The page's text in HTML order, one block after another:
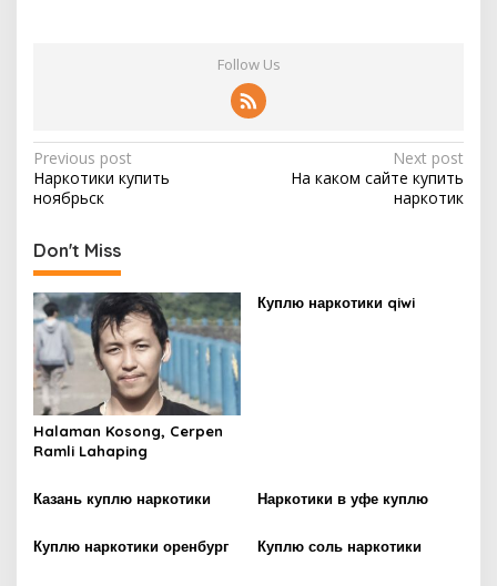
Follow Us
P
o
t
n
a
v
i
g
a
i
o
n
Previous post
Наркотики купить
ноябрьск
Next post
На каком сайте купить
наркотик
Don't Miss
Halaman Kosong, Cerpen
Ramli Lahaping
Куплю наркотики qiwi
Казань куплю наркотики Наркотики в уфе куплю
Куплю наркотики оренбург Куплю соль наркотики